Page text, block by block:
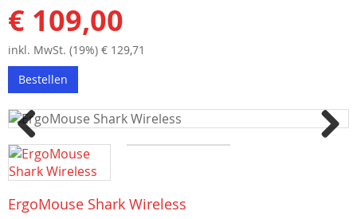
€ 109,00
inkl. MwSt. (19%) € 129,71
Bestellen
Previous
ErgoMouse Shark Wireless